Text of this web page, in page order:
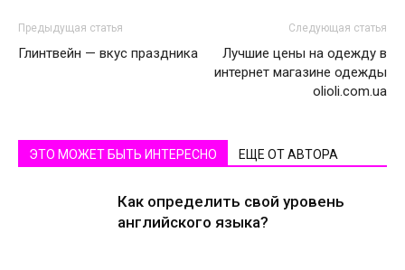
Предыдущая статья
Глинтвейн — вкус праздника
Следующая статья
Лучшие цены на одежду в
интернет магазине одежды
olioli.com.ua
ЭТО МОЖЕТ БЫТЬ ИНТЕРЕСНО ЕЩЕ ОТ АВТОРА
Как определить свой уровень
английского языка?